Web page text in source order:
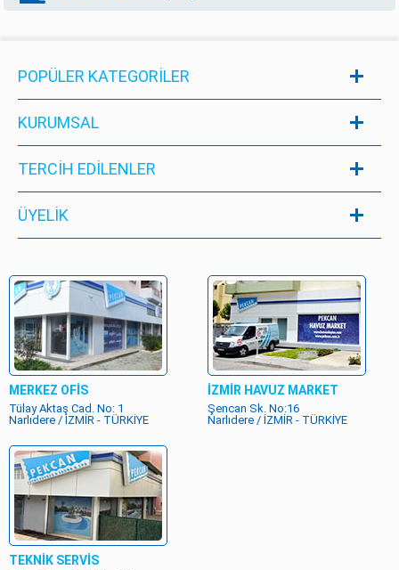
POPÜLER KATEGORILER
KURUMSAL
TERCİH EDİLENLER
ÜYELIK
MERKEZ OFİS
Tülay Aktaş Cad. No: 1
Narlıdere / İZMİR - TÜRKİYE
İZMİR HAVUZ MARKET
Şencan Sk. No:16
Narlıdere / İZMİR - TÜRKİYE
TEKNİK SERVİS